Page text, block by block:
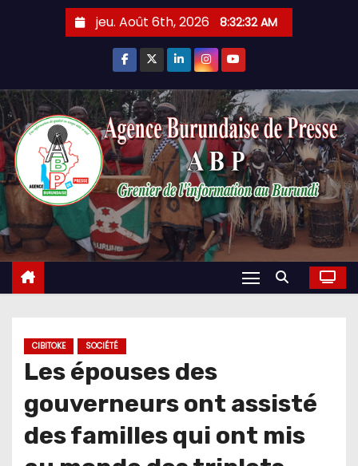
jeu. Août 6th, 2026 8:32:33 AM
CIBITOKE SOCIÉTÉ
Les épouses des
gouverneurs ont assisté
des familles qui ont mis